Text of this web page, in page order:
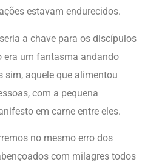
estavam endurecidos.
a chave para os discípulos
era um fantasma andando
sim, aquele que alimentou
com a pequena
em carne entre eles.
no mesmo erro dos
com milagres todos